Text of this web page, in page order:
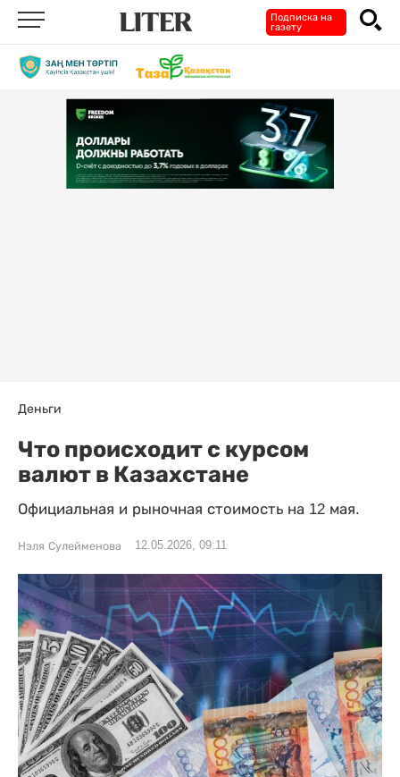
Подписка на
газету
Деньги
Что происходит с курсом
валют в Казахстане
Официальная и рыночная стоимость на 12 мая.
Нэля Сулейменова 12.05.2026, 09:11